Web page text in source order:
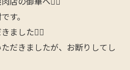
す。
ました🙇‍♂️
だきましたが、お断りしてし